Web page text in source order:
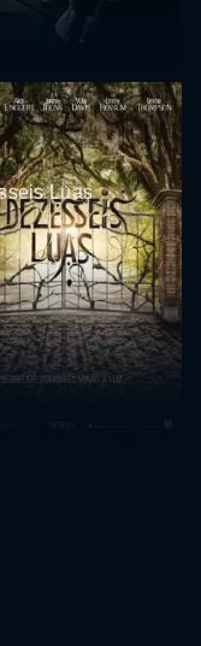
Luas